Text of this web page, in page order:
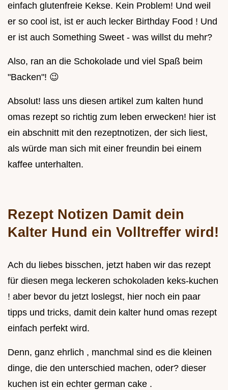
einfach glutenfreie Kekse. Kein Problem! Und weil
er so cool ist, ist er auch lecker Birthday Food ! Und
er ist auch Something Sweet - was willst du mehr?
Also, ran an die Schokolade und viel Spaß beim
"Backen"! 😉
Absolut! lass uns diesen artikel zum kalten hund
omas rezept so richtig zum leben erwecken! hier ist
ein abschnitt mit den rezeptnotizen, der sich liest,
als würde man sich mit einer freundin bei einem
kaffee unterhalten.
Rezept Notizen Damit dein
Kalter Hund ein Volltreffer wird!
Ach du liebes bisschen, jetzt haben wir das rezept
für diesen mega leckeren schokoladen keks-kuchen
! aber bevor du jetzt loslegst, hier noch ein paar
tipps und tricks, damit dein kalter hund omas rezept
einfach perfekt wird.
Denn, ganz ehrlich , manchmal sind es die kleinen
dinge, die den unterschied machen, oder? dieser
kuchen ist ein echter german cake .